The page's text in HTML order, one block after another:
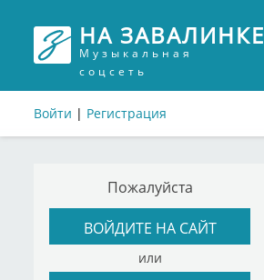
НА ЗАВАЛИНКЕ
Музыкальная
соцсеть
Войти | Регистрация
Пожалуйста
ВОЙДИТЕ НА САЙТ
или